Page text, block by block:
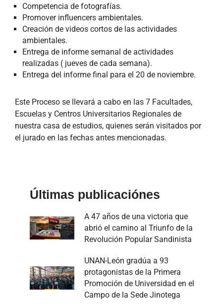
Competencia de fotografías.
Promover influencers ambientales.
Creación de videos cortos de las actividades
ambientales.
Entrega de informe semanal de actividades
realizadas ( jueves de cada semana).
Entrega del informe final para el 20 de noviembre.
Este Proceso se llevará a cabo en las 7 Facultades,
Escuelas y Centros Universitarios Regionales de
nuestra casa de estudios, quienes serán visitados por
el jurado en las fechas antes mencionadas.
Últimas publicaciónes
A 47 años de una victoria que
abrió el camino al Triunfo de la
Revolución Popular Sandinista
UNAN-León gradúa a 93
protagonistas de la Primera
Promoción de Universidad en el
Campo de la Sede Jinotega